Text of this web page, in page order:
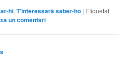
hi,T'interessarà saber-ho | Etiquetat
un comentari